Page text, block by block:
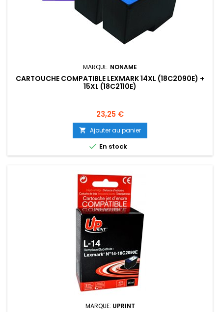
MARQUE: NONAME
CARTOUCHE COMPATIBLE LEXMARK 14XL (18C2090E) +
15XL (18C2110E)
Prix
23,25 €
 Ajouter au panier
 En stock
MARQUE: UPRINT